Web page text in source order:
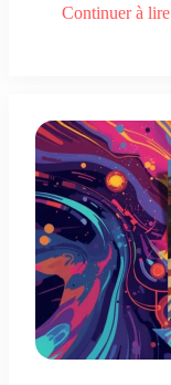
Continuer à lire